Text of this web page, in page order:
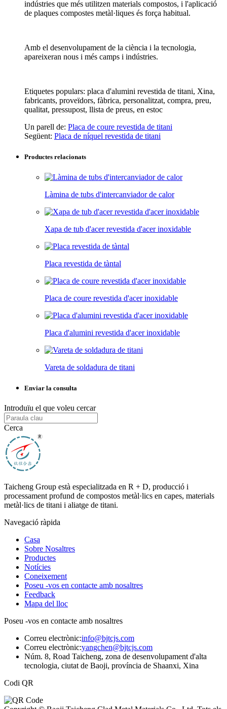
indústries que més utilitzen materials compostos, i l'aplicació
de plaques compostes metàl·liques és força habitual.
Amb el desenvolupament de la ciència i la tecnologia,
apareixeran nous i més camps i indústries.
Etiquetes populars: placa d'alumini revestida de titani, Xina,
fabricants, proveïdors, fàbrica, personalitzat, compra, preu,
qualitat, pressupost, llista de preus, en estoc
Un parell de: Placa de coure revestida de titani
Següent: Placa de níquel revestida de titani
Productes relacionats
Làmina de tubs d'intercanviador de calor
Xapa de tub d'acer revestida d'acer inoxidable
Placa revestida de tàntal
Placa de coure revestida d'acer inoxidable
Placa d'alumini revestida d'acer inoxidable
Vareta de soldadura de titani
Enviar la consulta
Introduïu el que voleu cercar
Cerca
Taicheng Group està especialitzada en R + D, producció i
processament profund de compostos metàl·lics en capes, materials
metàl·lics de titani i aliatge de titani.
Navegació ràpida
Casa
Sobre Nosaltres
Productes
Notícies
Coneixement
Poseu -vos en contacte amb nosaltres
Feedback
Mapa del lloc
Poseu -vos en contacte amb nosaltres
Correu electrònic:info@bjtcjs.com
Correu electrònic:yangchen@bjtcjs.com
Núm. 8, Road Taicheng, zona de desenvolupament d'alta
tecnologia, ciutat de Baoji, província de Shaanxi, Xina
Codi QR